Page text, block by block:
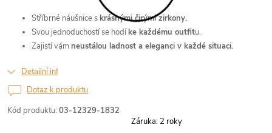
Kód produktu: 03-12329-1832
Stříbrné náušnice skrásnými čirými zirkony.
Svou jednoduchostí se hodíke každému outfitu.
Zajistí vám neustálou ladnost a eleganci v každé situaci.
Detailní informace
Dotaz k produktu
Záruka: 2 roky